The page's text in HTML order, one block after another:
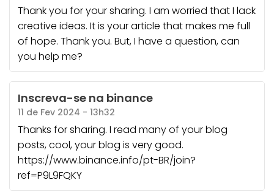
Thank you for your sharing. I am worried that I lack
creative ideas. It is your article that makes me full
of hope. Thank you. But, I have a question, can
you help me?
Inscreva-se na binance
11 de Fev 2024 - 13h32
Thanks for sharing. I read many of your blog
posts, cool, your blog is very good.
https://www.binance.info/pt-BR/join?
ref=P9L9FQKY